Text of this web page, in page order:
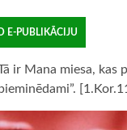
E-PUBLIKĀCIJU
ir Mana miesa, kas